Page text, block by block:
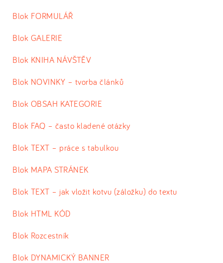
Blok FORMULÁŘ
Blok GALERIE
Blok KNIHA NÁVŠTĚV
Blok NOVINKY – tvorba článků
Blok OBSAH KATEGORIE
Blok FAQ – často kladené otázky
Blok TEXT – práce s tabulkou
Blok MAPA STRÁNEK
Blok TEXT – jak vložit kotvu (záložku) do textu
Blok HTML KÓD
Blok Rozcestník
Blok DYNAMICKÝ BANNER